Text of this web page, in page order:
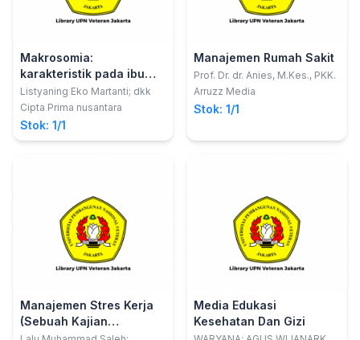
Makrosomia:
karakteristik pada ibu
dan bayi
Listyaning Eko Martanti; dkk
Cipta Prima nusantara
Stok: 1/1
Manajemen Rumah Sakit
Prof. Dr. dr. Anies, M.Kes., PKK.
Arruzz Media
Stok: 1/1
Manajemen Stres Kerja
(Sebuah Kajian
Keselamatan Dan
Media Edukasi
Kesehatan Dan Gizi